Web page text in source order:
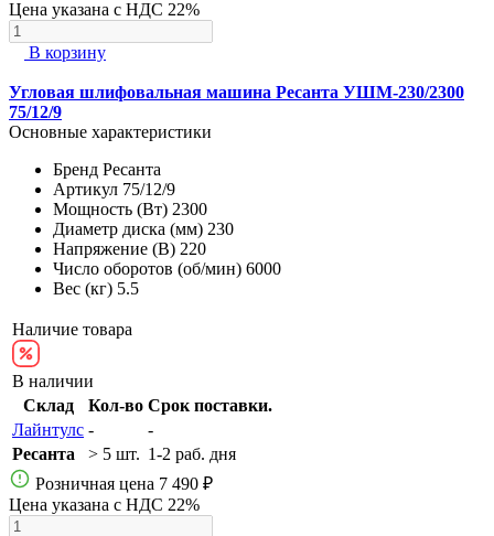
Цена указана с НДС 22%
В корзину
Угловая шлифовальная машина Ресанта УШМ-230/2300
75/12/9
Основные характеристики
Бренд Ресанта
Артикул 75/12/9
Мощность (Вт) 2300
Диаметр диска (мм) 230
Напряжение (В) 220
Число оборотов (об/мин) 6000
Вес (кг) 5.5
Наличие товара
В наличии
Склад
Кол-во Срок поставки.
Лайнтулс -
-
Ресанта
> 5 шт. 1-2 раб. дня
Розничная цена 7 490 ₽
Цена указана с НДС 22%